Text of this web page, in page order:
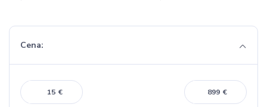
Cena:
€ €